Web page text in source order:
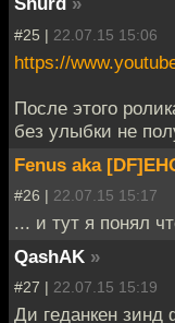
#25 | 22.07.15 15:06
https://
После этого
без улыбки не
Fenus aka
#26 | 22.07.15 15:17
... и тут я понял
QashAK »
#27 | 22.07.15 15:19
Ди геданкен